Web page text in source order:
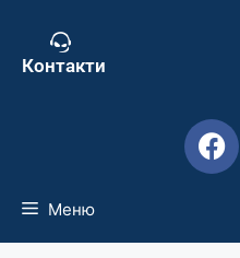
Контакти
Меню